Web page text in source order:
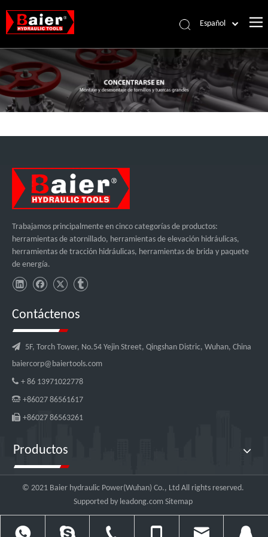
Español
Pусский
Français
العربية
English
Trabajamos principalmente en cinco categorías de productos:
herramientas de atornillado, herramientas de elevación hidráulicas,
herramientas de tracción hidráulicas, herramientas de brida y paquete
de energía.
Contáctenos
 5F, Torch Tower, No.54 Yejin Street, Qingshan Distric, Wuhan, China
baiercorp@baiertools.com
 + 86 13971022778
 +86027 86561617
 +86027 86563261
Productos
© 2021 Baier hydraulic Power(Wuhan) Co., Ltd All rights reserved.
Supported by leadong.com Sitemap